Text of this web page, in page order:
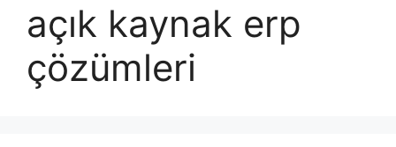
açık kaynak erp
çözümleri